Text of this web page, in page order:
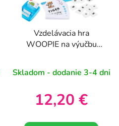
Vzdelávacia hra
WOOPIE na výučbu
Skladom - dodanie 3-4 dni
12,20 €